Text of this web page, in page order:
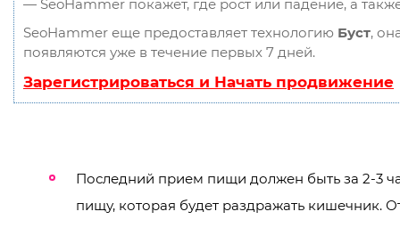
— SeoHammer покажет, где рост или падение, а
SeoHammer еще предоставляет технологию Буст,
появляются уже в течение первых 7 дней.
Зарегистрироваться и Начать продвижение
Последний прием пищи должен быть за 2-3
пищу, которая будет раздражать кишечник.